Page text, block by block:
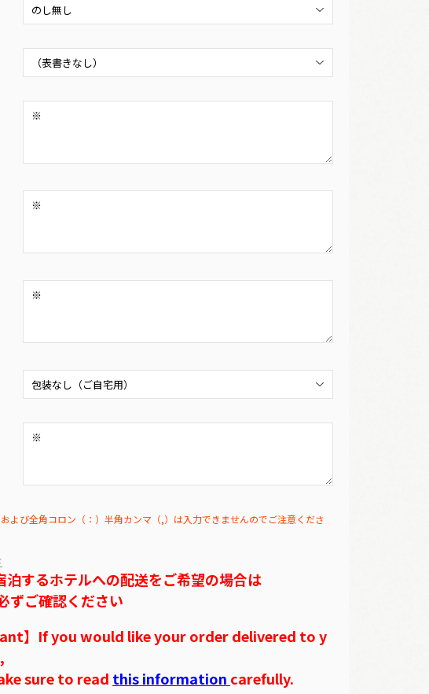
よび全角コロン（：）半角カンマ（,）は入力できませんのでご注意くださ
泊するホテルへの配送をご希望の場合は
ずご確認ください
】If you would like your order delivered to y
sure to read this information carefully.